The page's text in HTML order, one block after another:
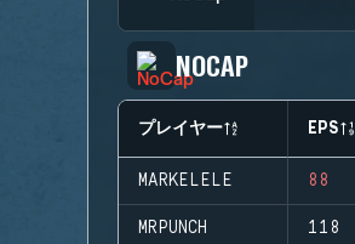
NOCAP
プレイヤー EPS
MARKELELE 88
MRPUNCH 118